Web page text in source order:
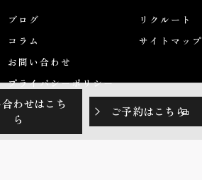
わせはこち
ら
ご予約はこちら
ブログ
コラム
お問い合わせ
プライバシーポリシー
リクルート
サイトマップ